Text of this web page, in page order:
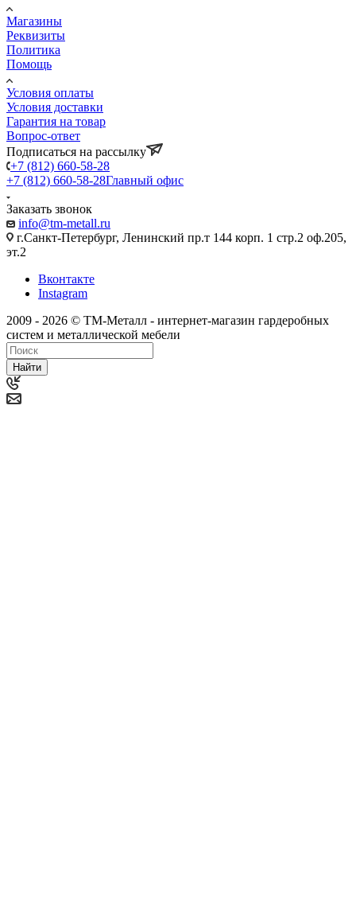
Магазины
Реквизиты
Политика
Помощь
Условия оплаты
Условия доставки
Гарантия на товар
Вопрос-ответ
Подписаться на рассылку
+7 (812) 660-58-28
+7 (812) 660-58-28Главный офис
Заказать звонок
info@tm-metall.ru
г.Санкт-Петербург, Ленинский пр.т 144 корп. 1 стр.2 оф.205,
эт.2
Вконтакте
Instagram
2009 - 2026 © ТМ-Металл - интернет-магазин гардеробных
систем и металлической мебели
Найти